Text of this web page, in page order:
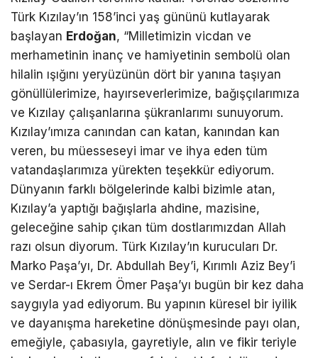
Türk Kızılay’ın 158’inci yaş gününü kutlayarak
başlayan Erdoğan, “Milletimizin vicdan ve
merhametinin inanç ve hamiyetinin sembolü olan
hilalin ışığını yeryüzünün dört bir yanına taşıyan
gönüllülerimize, hayırseverlerimize, bağışçılarımıza
ve Kızılay çalışanlarına şükranlarımı sunuyorum.
Kızılay’ımıza canından can katan, kanından kan
veren, bu müesseseyi imar ve ihya eden tüm
vatandaşlarımıza yürekten teşekkür ediyorum.
Dünyanın farklı bölgelerinde kalbi bizimle atan,
Kızılay’a yaptığı bağışlarla ahdine, mazisine,
geleceğine sahip çıkan tüm dostlarımızdan Allah
razı olsun diyorum. Türk Kızılay’ın kurucuları Dr.
Marko Paşa’yı, Dr. Abdullah Bey’i, Kırımlı Aziz Bey’i
ve Serdar-ı Ekrem Ömer Paşa’yı bugün bir kez daha
saygıyla yad ediyorum. Bu yapının küresel bir iyilik
ve dayanışma hareketine dönüşmesinde payı olan,
emeğiyle, çabasıyla, gayretiyle, alın ve fikir teriyle